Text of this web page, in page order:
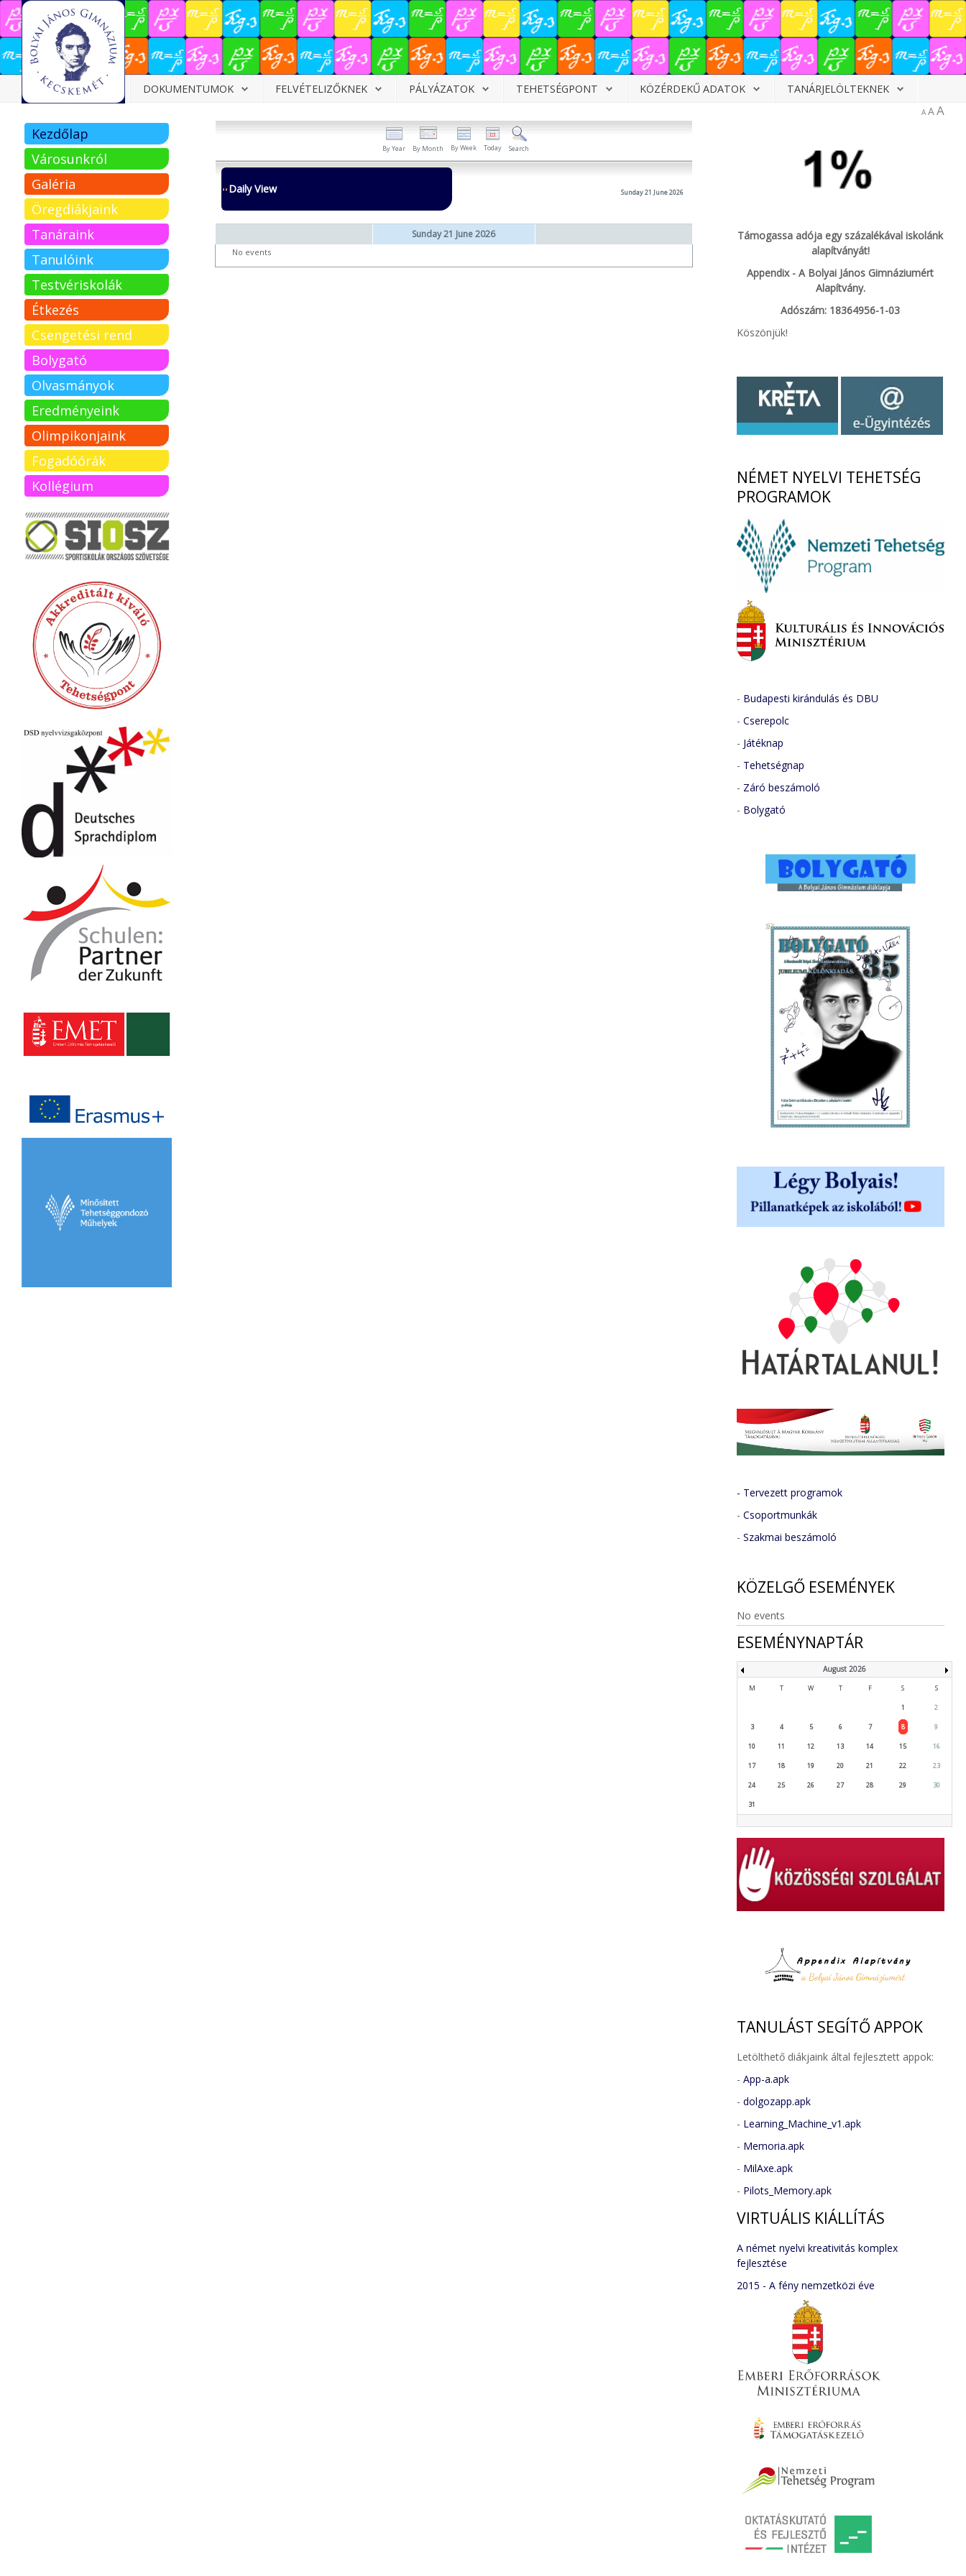
Dokumentumok
Felvételizőknek
Pályázatok
Tehetségpont
Közérdekű
adatok
Tanárjelölteknek
DOKUMENTUMOK FELVÉTELIZŐKNEK PÁLYÁZATOK TEHETSÉGPONT KÖZÉRDEKŰ ADATOK TANÁRJELÖLTEKNEK
A AA
By Year By Month By Week Today Search
Daily View Sunday 21 June 2026
Sunday 21 June 2026
No events
Kezdőlap
Városunkról
Galéria
Öregdiákjaink
Tanáraink
Tanulóink
Testvériskolák
Étkezés
Csengetési rend
Bolygató
Olvasmányok
Eredményeink
Olimpikonjaink
Fogadóórák
Kollégium
Támogassa adója egy százalékával iskolánk
alapítványát!
Appendix - A Bolyai János Gimnáziumért
Alapítvány.
Adószám: 18364956-1-03
Köszönjük!
NÉMET NYELVI TEHETSÉG
PROGRAMOK
- Budapesti kirándulás és DBU
- Cserepolc
- Játéknap
- Tehetségnap
- Záró beszámoló
- Bolygató
- Tervezett programok
- Csoportmunkák
- Szakmai beszámoló
KÖZELGŐ ESEMÉNYEK
No events
ESEMÉNYNAPTÁR
August 2026
M T W T F S S
1 2
3 4 5 6 7 8 9
10 11 12 13 14 15 16
17 18 19 20 21 22 23
24 25 26 27 28 29 30
31
TANULÁST SEGÍTŐ APPOK
Letölthető diákjaink által fejlesztett appok:
- App-a.apk
- dolgozapp.apk
- Learning_Machine_v1.apk
- Memoria.apk
- MilAxe.apk
- Pilots_Memory.apk
VIRTUÁLIS KIÁLLÍTÁS
A német nyelvi kreativitás komplex
fejlesztése
2015 - A fény nemzetközi éve